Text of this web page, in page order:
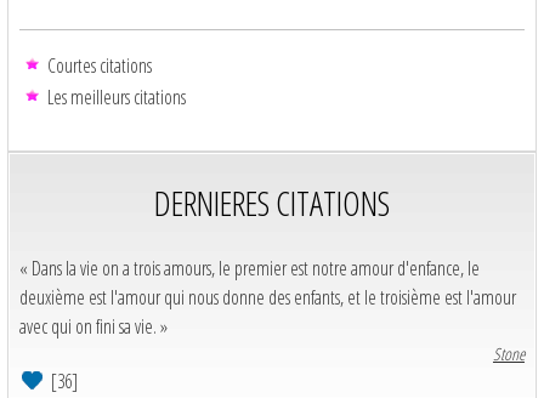
Courtes citations
Les meilleurs citations
DERNIERES CITATIONS
« Dans la vie on a trois amours, le premier est notre amour d'enfance, le
deuxième est l'amour qui nous donne des enfants, et le troisième est l'amour
avec qui on fini sa vie. »
Stone
[36]